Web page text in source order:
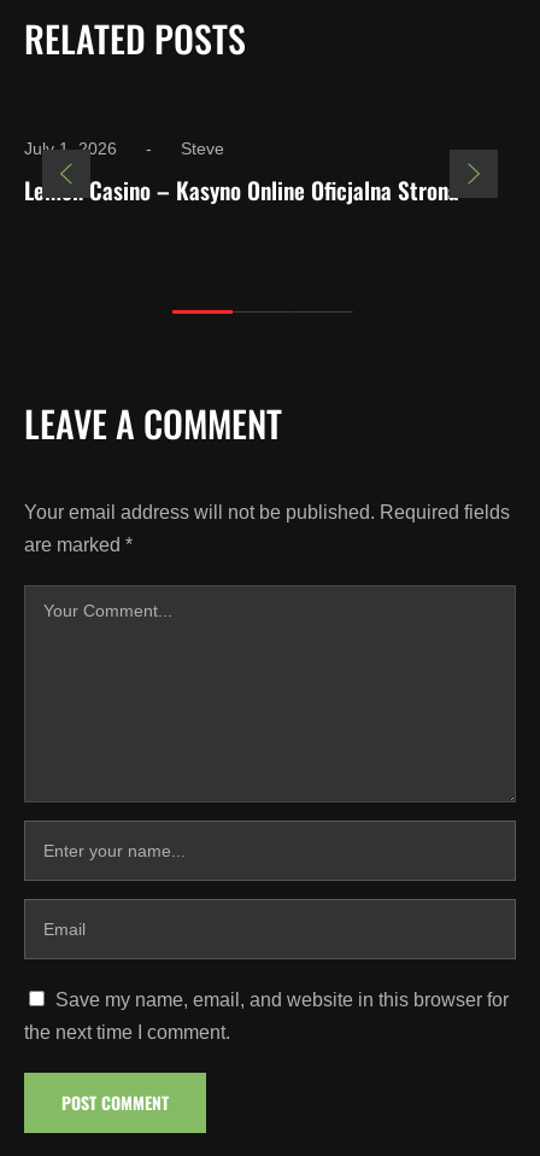
RELATED POSTS
July 1, 2026 Steve
Lemon Casino – Kasyno Online Oficjalna Strona
LEAVE A COMMENT
Your email address will not be published. Required fields
are marked *
Save my name, email, and website in this browser for
the next time I comment.